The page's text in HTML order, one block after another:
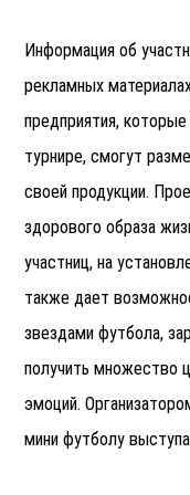
Информация об
рекламных
предприятия,
турнире, смогут
своей продукции.
здорового образа
участниц, на
также дает
звездами футбола,
получить множество
эмоций.
мини футболу